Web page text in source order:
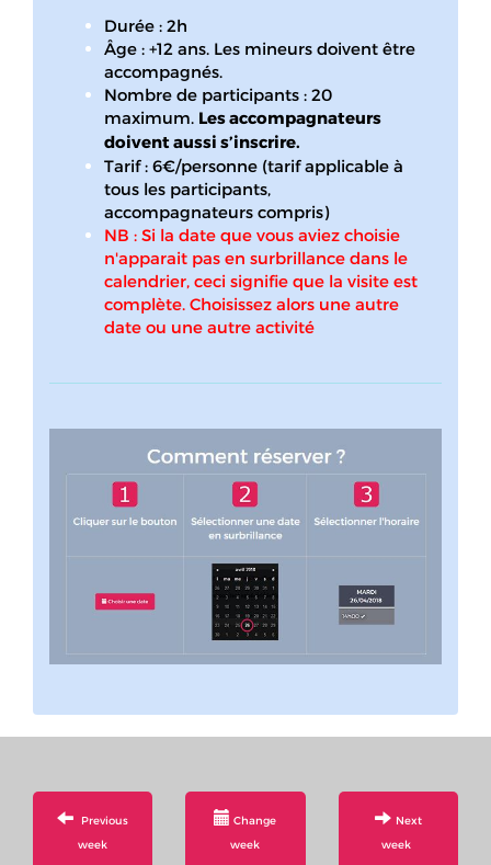
Durée : 2h
Âge : +12 ans. Les mineurs doivent être
accompagnés.
Nombre de participants : 20
maximum. Les accompagnateurs
doivent aussi s’inscrire.
Tarif : 6€/personne (tarif applicable à
tous les participants,
accompagnateurs compris)
NB : Si la date que vous aviez choisie
n'apparait pas en surbrillance dans le
calendrier, ceci signifie que la visite est
complète. Choisissez alors une autre
date ou une autre activité
Previous
week
Change
week
Next
week